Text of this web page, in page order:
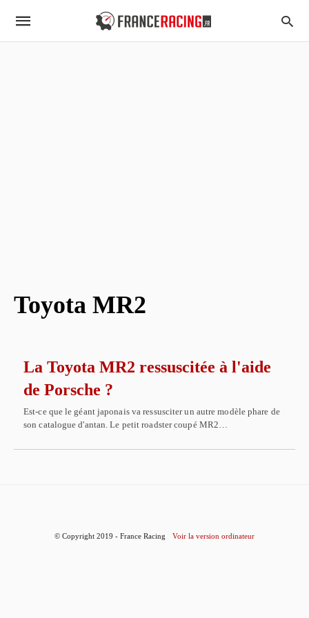
Toyota MR2
La Toyota MR2 ressuscitée à l'aide
de Porsche ?
Est-ce que le géant japonais va ressusciter un autre modèle phare de
son catalogue d'antan. Le petit roadster coupé MR2…
© Copyright 2019 - France Racing Voir la version ordinateur